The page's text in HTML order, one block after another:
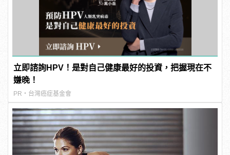
立即諮詢HPV！是對自己健康最好的投資，把握現在不
嫌晚！
PR・台灣癌症基金會